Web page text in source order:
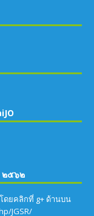
๒๕๖๒
ดยคลิกที่ g+ ด้านบน
JGSR/